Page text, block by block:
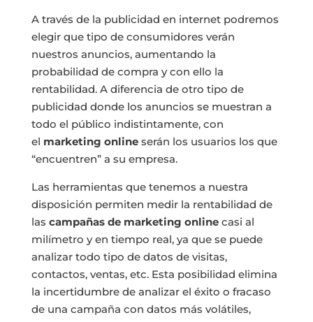
A través de la publicidad en internet podremos
elegir que tipo de consumidores verán
nuestros anuncios, aumentando la
probabilidad de compra y con ello la
rentabilidad. A diferencia de otro tipo de
publicidad donde los anuncios se muestran a
todo el público indistintamente, con
el marketing online serán los usuarios los que
“encuentren” a su empresa.
Las herramientas que tenemos a nuestra
disposición permiten medir la rentabilidad de
las campañas de marketing online casi al
milímetro y en tiempo real, ya que se puede
analizar todo tipo de datos de visitas,
contactos, ventas, etc. Esta posibilidad elimina
la incertidumbre de analizar el éxito o fracaso
de una campaña con datos más volátiles,